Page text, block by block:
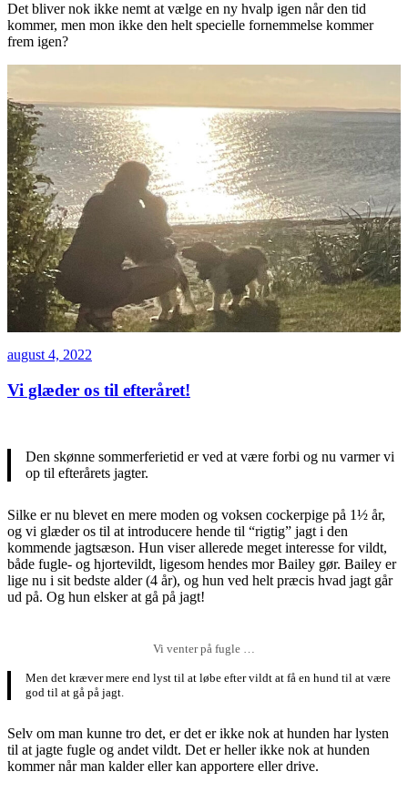
Det bliver nok ikke nemt at vælge en ny hvalp igen når den tid
kommer, men mon ikke den helt specielle fornemmelse kommer
frem igen?
Udgivet
august 4, 2022
Vi glæder os til efteråret!
Den skønne sommerferietid er ved at være forbi og nu varmer vi
op til efterårets jagter.
Silke er nu blevet en mere moden og voksen cockerpige på 1½ år,
og vi glæder os til at introducere hende til “rigtig” jagt i den
kommende jagtsæson. Hun viser allerede meget interesse for vildt,
både fugle- og hjortevildt, ligesom hendes mor Bailey gør. Bailey er
lige nu i sit bedste alder (4 år), og hun ved helt præcis hvad jagt går
ud på. Og hun elsker at gå på jagt!
Vi venter på fugle …
Men det kræver mere end lyst til at løbe efter vildt at få en hund til at være
god til at gå på jagt.
Selv om man kunne tro det, er det er ikke nok at hunden har lysten
til at jagte fugle og andet vildt. Det er heller ikke nok at hunden
kommer når man kalder eller kan apportere eller drive.